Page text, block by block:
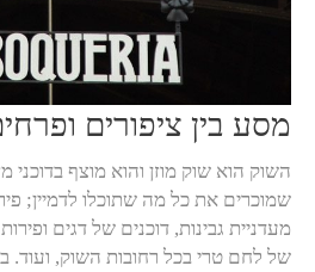
מסע בין ציפורים
השוק הוא שוק מוזן והוא מוצף בדוכני
שמוכרים את כל מה שתוכלו לדמיין;
מעדניית גבינות, דוכנים של דגים
של לחם טרי בכל רחובות השוק, ועוד.